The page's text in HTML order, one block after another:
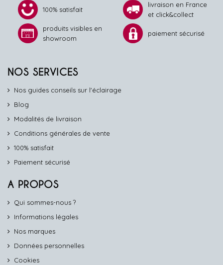
100% satisfait
livraison en France
et click&collect
produits visibles en
showroom
paiement sécurisé
NOS SERVICES
Nos guides conseils sur l'éclairage
Blog
Modalités de livraison
Conditions générales de vente
100% satisfait
Paiement sécurisé
A PROPOS
Qui sommes-nous ?
Informations légales
Nos marques
Données personnelles
Cookies